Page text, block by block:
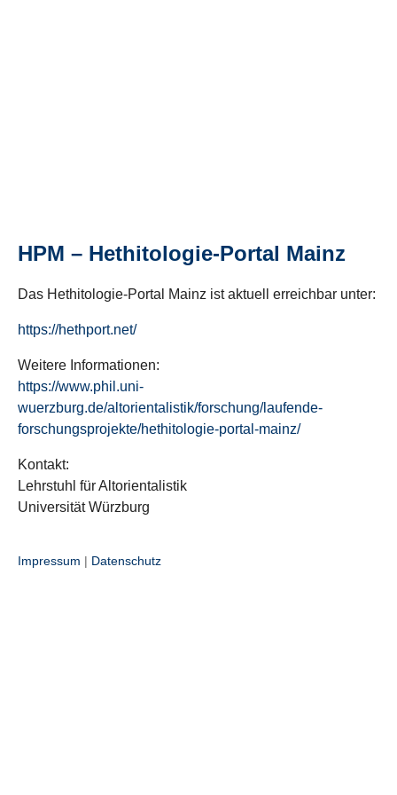
HPM – Hethitologie-Portal Mainz
Das Hethitologie-Portal Mainz ist aktuell erreichbar unter:
https://hethport.net/
Weitere Informationen:
https://www.phil.uni-
wuerzburg.de/altorientalistik/forschung/laufende-
forschungsprojekte/hethitologie-portal-mainz/
Kontakt:
Lehrstuhl für Altorientalistik
Universität Würzburg
Impressum | Datenschutz